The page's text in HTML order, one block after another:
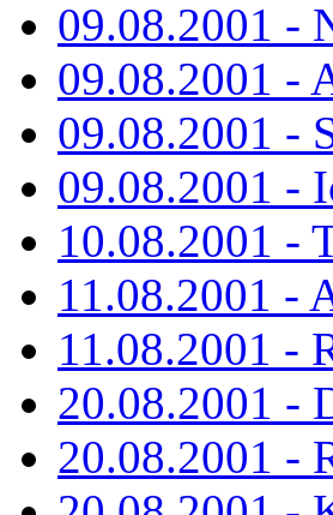
09.08.2001 -
09.08.2001 -
09.08.2001 -
09.08.2001 -
10.08.2001 -
11.08.2001 -
11.08.2001 -
20.08.2001 -
20.08.2001 -